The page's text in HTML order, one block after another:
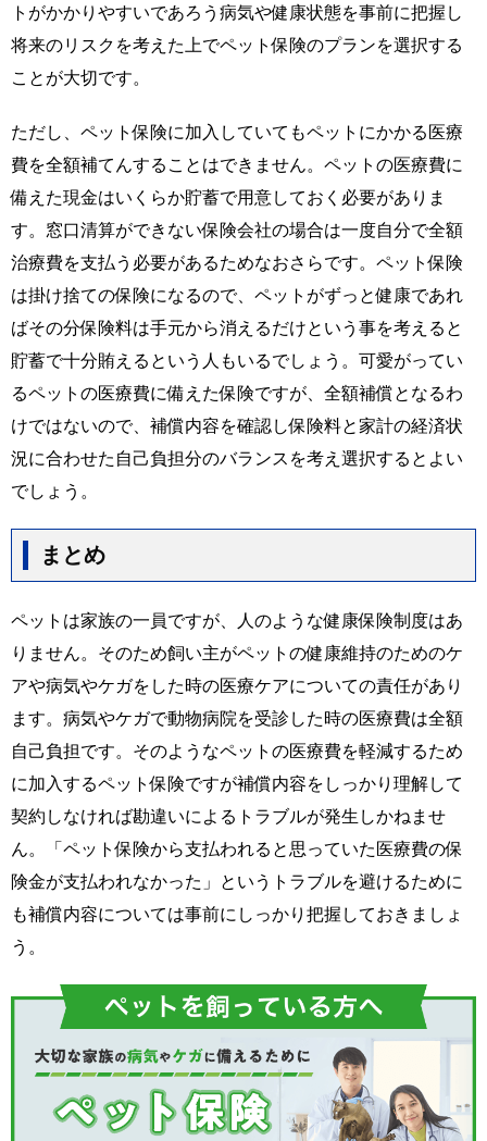
トがかかりやすいであろう病気や健康状態を事前に把握し
将来のリスクを考えた上でペット保険のプランを選択する
ことが大切です。
ただし、ペット保険に加入していてもペットにかかる医療
費を全額補てんすることはできません。ペットの医療費に
備えた現金はいくらか貯蓄で用意しておく必要がありま
す。窓口清算ができない保険会社の場合は一度自分で全額
治療費を支払う必要があるためなおさらです。ペット保険
は掛け捨ての保険になるので、ペットがずっと健康であれ
ばその分保険料は手元から消えるだけという事を考えると
貯蓄で十分賄えるという人もいるでしょう。可愛がってい
るペットの医療費に備えた保険ですが、全額補償となるわ
けではないので、補償内容を確認し保険料と家計の経済状
況に合わせた自己負担分のバランスを考え選択するとよい
でしょう。
まとめ
ペットは家族の一員ですが、人のような健康保険制度はあ
りません。そのため飼い主がペットの健康維持のためのケ
アや病気やケガをした時の医療ケアについての責任があり
ます。病気やケガで動物病院を受診した時の医療費は全額
自己負担です。そのようなペットの医療費を軽減するため
に加入するペット保険ですが補償内容をしっかり理解して
契約しなければ勘違いによるトラブルが発生しかねませ
ん。「ペット保険から支払われると思っていた医療費の保
険金が支払われなかった」というトラブルを避けるために
も補償内容については事前にしっかり把握しておきましょ
う。